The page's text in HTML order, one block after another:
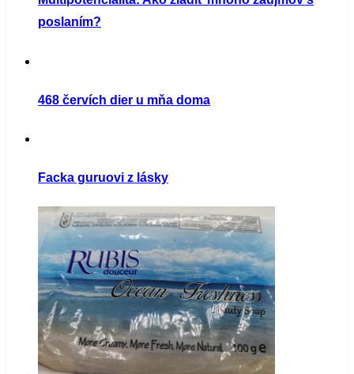
poslaním?
468 červích dier u mňa doma
Facka guruovi z lásky